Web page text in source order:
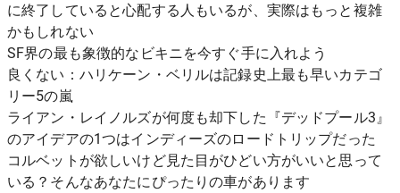
に終了していると心配する人もいるが、実際はもっと複雑
かもしれない
SF界の最も象徴的なビキニを今すぐ手に入れよう
良くない：ハリケーン・ベリルは記録史上最も早いカテゴ
リー5の嵐
ライアン・レイノルズが何度も却下した『デッドプール3』
のアイデアの1つはインディーズのロードトリップだった
コルベットが欲しいけど見た目がひどい方がいいと思って
いる？そんなあなたにぴったりの車があります